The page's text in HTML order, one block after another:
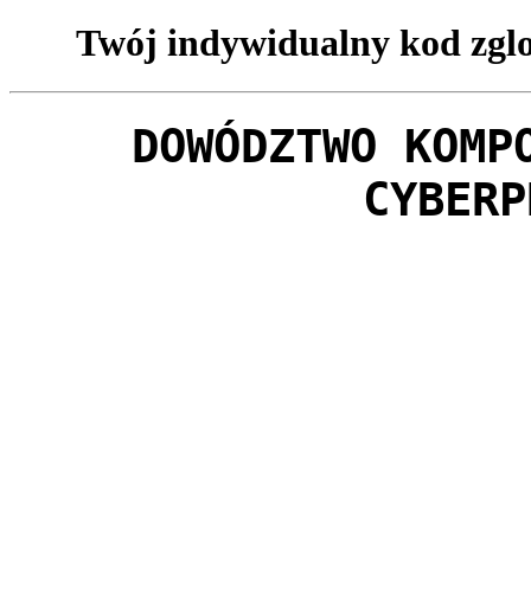
Twój indywidualny kod
DOWÓDZTWO